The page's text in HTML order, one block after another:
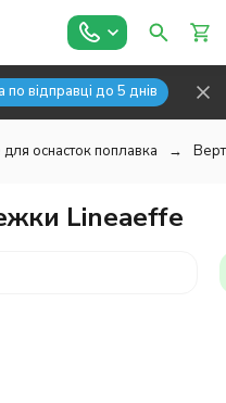
по відправці до 5 днів
оснасток поплавка
Lineaeffe